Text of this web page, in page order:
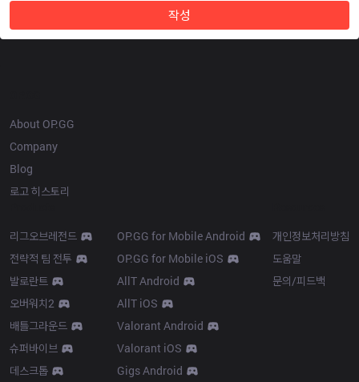
작성
About OP.GG
Company
Blog
로고 히스토리
리그오브레전드
전략적 팀 전투
발로란트
오버워치2
배틀그라운드
슈퍼바이브
데스크톱
OP.GG for Mobile Android
OP.GG for Mobile iOS
AllT Android
AllT iOS
Valorant Android
Valorant iOS
Gigs Android
개인정보처리방침
도움말
문의/피드백